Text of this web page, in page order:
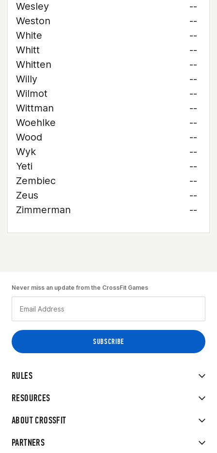
Wesley
--
Weston
--
White
--
Whitt
--
Whitten
--
Willy
--
Wilmot
--
Wittman
--
Woehlke
--
Wood
--
Wyk
--
Yeti
--
Zembiec
--
Zeus
--
Zimmerman
--
RULES
RESOURCES
ABOUT CROSSFIT
PARTNERS
Never miss an update from the CrossFit Games